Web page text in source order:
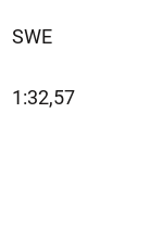
SWE
1:32,57